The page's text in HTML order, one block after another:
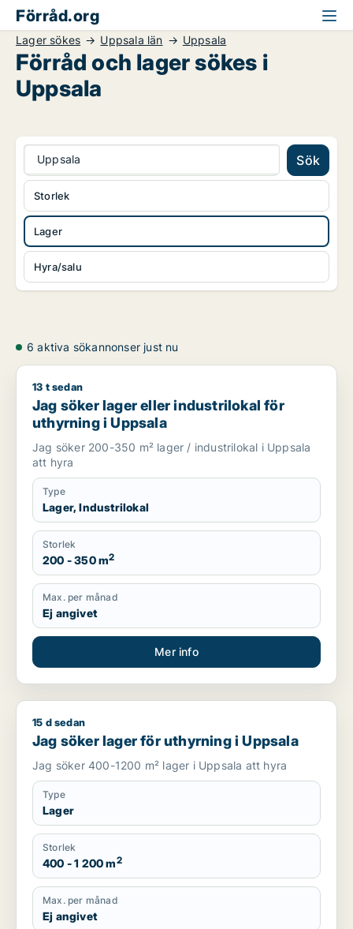
Förråd.org
Lager sökes Uppsala län Uppsala
Förråd och lager sökes i
Uppsala
Uppsala Sök
Lager
Hyra/salu
Storlek
6 aktiva sökannonser just nu
Jag söker lager eller industrilokal för uthyrning i Uppsala
13 t sedan
Jag söker lager eller industrilokal för
uthyrning i Uppsala
Jag söker 200-350 m² lager / industrilokal i Uppsala
att hyra
Type
Lager, Industrilokal
Storlek
200 - 350 m2
Max. per månad
Ej angivet
Mer info
Jag söker lager för uthyrning i Uppsala
15 d sedan
Jag söker lager för uthyrning i Uppsala
Jag söker 400-1200 m² lager i Uppsala att hyra
Type
Lager
Storlek
400 - 1 200 m2
Max. per månad
Ej angivet